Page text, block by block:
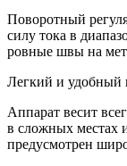
Поворотный
силу тока в
ровные швы на
Легкий и удобный
Аппарат весит
в сложных местах
предусмотрен